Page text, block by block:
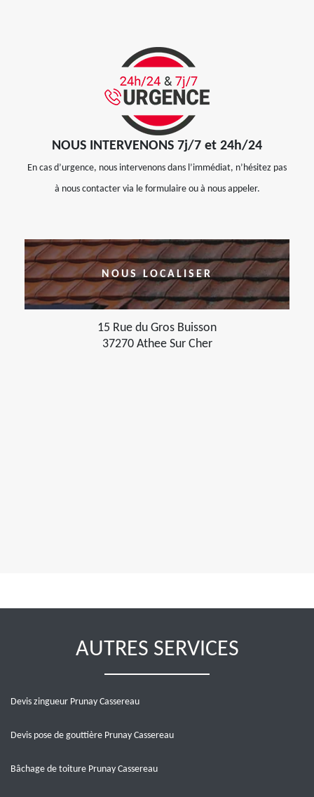
NOUS INTERVENONS 7j/7 et 24h/24
En cas d’urgence, nous intervenons dans l’immédiat, n’hésitez pas
à nous contacter via le formulaire ou à nous appeler.
NOUS LOCALISER
15 Rue du Gros Buisson
37270 Athee Sur Cher
AUTRES SERVICES
Devis zingueur Prunay Cassereau
Devis pose de gouttière Prunay Cassereau
Bâchage de toiture Prunay Cassereau